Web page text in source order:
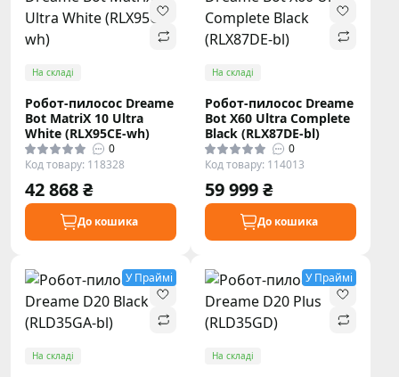
На складі
Робот-пилосос Dreame
Bot MatriX 10 Ultra
White (RLX95CE-wh)
0
Код товару: 118328
42 868 ₴
До кошика
На складі
Робот-пилосос Dreame
Bot X60 Ultra Complete
Black (RLX87DE-bl)
0
Код товару: 114013
59 999 ₴
До кошика
У Праймі
На складі
У Праймі
На складі